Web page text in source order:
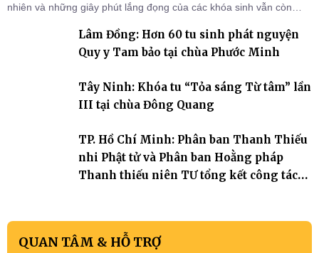
nhiên và những giây phút lắng đọng của các khóa sinh vẫn còn
Tháp). Những tuần tu học ngắn ngủi nhưng đã trở thành hành
trang quý báu, gieo những hạt giống thiện l
Lâm Đồng: Hơn 60 tu sinh phát nguyện
Quy y Tam bảo tại chùa Phước Minh
Tây Ninh: Khóa tu “Tỏa sáng Từ tâm” lần
III tại chùa Đông Quang
TP. Hồ Chí Minh: Phân ban Thanh Thiếu
nhi Phật tử và Phân ban Hoằng pháp
Thanh thiếu niên TƯ tổng kết công tác
QUAN TÂM & HỖ TRỢ